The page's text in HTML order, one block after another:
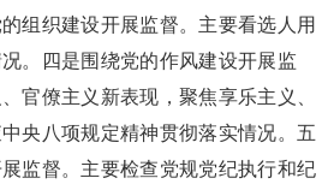
组织建设开展监督。主要看选人用
。四是围绕党的作风建设开展监
官僚主义新表现，聚焦享乐主义、
央八项规定精神贯彻落实情况。五
监督。主要检查党规党纪执行和纪